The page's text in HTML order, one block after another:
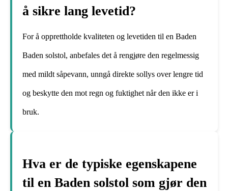
å sikre lang levetid?
For å opprettholde kvaliteten og levetiden til en Baden
Baden solstol, anbefales det å rengjøre den regelmessig
med mildt såpevann, unngå direkte sollys over lengre tid
og beskytte den mot regn og fuktighet når den ikke er i
bruk.
Hva er de typiske egenskapene
til en Baden solstol som gjør den